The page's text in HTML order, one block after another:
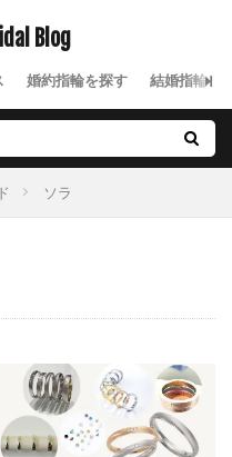
Blog
婚約指輪を探す 結婚指輪を
ライズ
ムシングブルー
ストーン
シェリ
ルダンドゥロゼデュー
ジルコニウム
ジルコニウムリング
しろすず
シンデレラ
シンデレラ婚約指輪
ソラ